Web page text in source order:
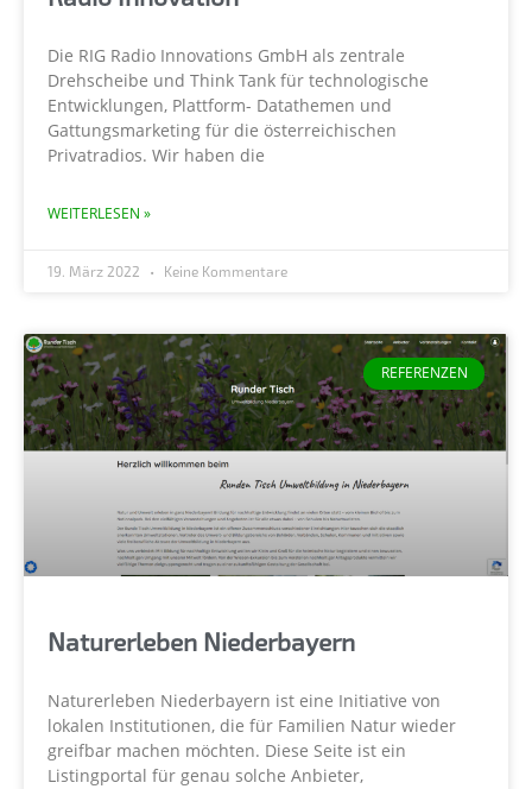
Die RIG Radio Innovations GmbH als zentrale
Drehscheibe und Think Tank für technologische
Entwicklungen, Plattform- Datathemen und
Gattungsmarketing für die österreichischen
Privatradios. Wir haben die
WEITERLESEN »
19. März 2022 Keine Kommentare
REFERENZEN
Naturerleben Niederbayern
Naturerleben Niederbayern ist eine Initiative von
lokalen Institutionen, die für Familien Natur wieder
greifbar machen möchten. Diese Seite ist ein
Listingportal für genau solche Anbieter,